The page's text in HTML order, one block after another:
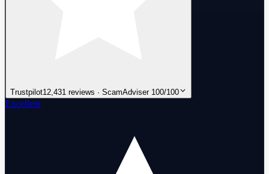
Trustpilot12,431 reviews · ScamAdviser 100/100
Excellent